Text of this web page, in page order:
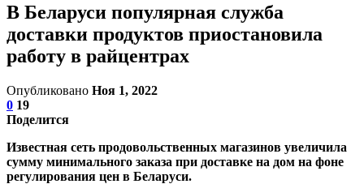
В Беларуси популярная служба
доставки продуктов приостановила
работу в райцентрах
Опубликовано Ноя 1, 2022
0 19
Поделится
Известная сеть продовольственных магазинов увеличила
сумму минимального заказа при доставке на дом на фоне
регулирования цен в Беларуси.